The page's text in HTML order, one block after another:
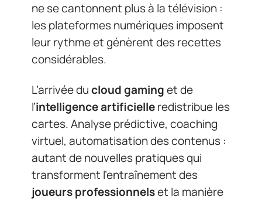
ne se cantonnent plus à la télévision :
les plateformes numériques imposent
leur rythme et génèrent des recettes
considérables.
L’arrivée ducloud gaminget de
l’intelligence artificielleredistribue les
cartes. Analyse prédictive, coaching
virtuel, automatisation des contenus :
autant de nouvelles pratiques qui
transforment l’entraînement des
joueurs professionnelset la manière